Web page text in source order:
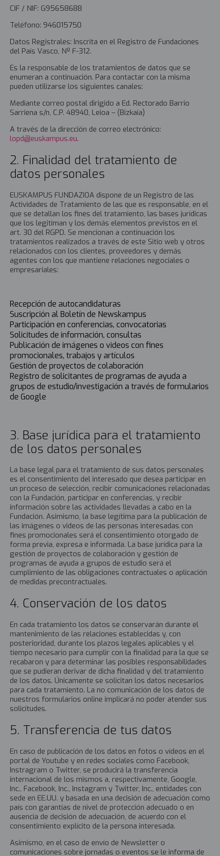
CIF / NIF: G95658688
Teléfono: 946015750
Datos Registrales: Inscrita en el Registro de Fundaciones
del País Vasco, Nº F-312.
Es la responsable de los tratamientos de datos que se
enumeran a continuación. Para contactar con la misma
pueden utilizarse los siguientes canales:
Mediante correo postal dirigido a Ed. Rectorado Barrio
Sarriena s/n, C.P. 48940, Leioa – (Bizkaia)
A través de la dirección de correo electrónico:
lopd@euskampus.eu.
2. Finalidad del tratamiento de
datos personales
EUSKAMPUS FUNDAZIOA dispone de un Registro de las
Actividades de Tratamiento de las que es responsable, en el
que se detallan los fines del tratamiento, las bases jurídicas
que los legitiman y los demás elementos previstos en el
art. 30 del RGPD. Se mencionan a continuación los
tratamientos realizados a través de este Sitio web y otros
relacionados con los clientes, proveedores y demás
agentes con los que mantiene relaciones negociales o
empresariales:
Recepción de autocandidaturas
Suscripción al Boletín de Newskampus
Participación en conferencias, convocatorias
Solicitudes de información, consultas
Publicación de imágenes o videos con fines
promocionales, trabajos y artículos
Gestión de proyectos de colaboración
Registro de solicitantes de programas de ayuda a
grupos de estudio/investigación a través de formularios
de Google
3. Base jurídica para el tratamiento
de los datos personales
La base legal para el tratamiento de sus datos personales
es el consentimiento del interesado que desea participar en
un proceso de selección, recibir comunicaciones relacionadas
con la Fundación, participar en conferencias, y recibir
información sobre las actividades llevadas a cabo en la
Fundación. Asimismo, la base legítima para la publicación de
las imágenes o videos de las personas interesadas con
fines promocionales será el consentimiento otorgado de
forma previa, expresa e informada. La base jurídica para la
gestión de proyectos de colaboración y gestión de
programas de ayuda a grupos de estudio será el
cumplimiento de las obligaciones contractuales o aplicación
de medidas precontractuales.
4. Conservación de los datos
En cada tratamiento los datos se conservarán durante el
mantenimiento de las relaciones establecidas y, con
posterioridad, durante los plazos legales aplicables y el
tiempo necesario para cumplir con la finalidad para la que se
recabaron y para determinar las posibles responsabilidades
que se pudieran derivar de dicha finalidad y del tratamiento
de los datos. Únicamente se solicitan los datos necesarios
para cada tratamiento. La no comunicación de los datos de
nuestros formularios online implicará no poder atender sus
solicitudes.
5. Transferencia de tus datos
En caso de publicación de los datos en fotos o vídeos en el
portal de Youtube y en redes sociales como Facebook,
Instragram o Twitter, se producirá la transferencia
internacional de los mismos a, respectivamente, Google,
Inc., Facebook, Inc., Instagram y Twitter, Inc., entidades con
sede en EE.UU. y basada en una decisión de adecuación como
país con garantías de nivel de protección adecuado o en
ausencia de decisión de adecuación, de acuerdo con el
consentimiento explícito de la persona interesada.
Asimismo, en el caso de envío de Newsletter o
comunicaciones sobre jornadas o eventos se le informa de